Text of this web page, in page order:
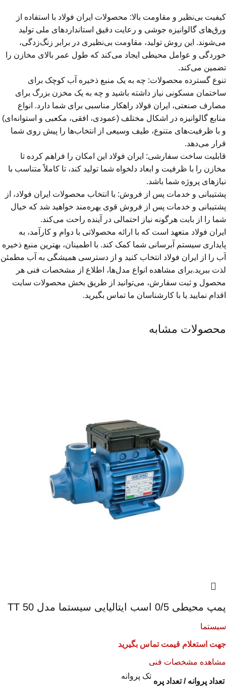
کیفیت بی‌نظیر و مقاومت بالا: محصولات ایران فولاد با استفاده از
ورق‌های گالوانیزه جوشی و رعایت دقیق استانداردهای ملی تولید
می‌شوند. این روش تولید، مقاومت بی‌نظیری در برابر زنگ‌زدگی،
خوردگی و عوامل محیطی ایجاد می‌کند که طول عمر بالای مخازن را
تضمین می‌کند.
تنوع گسترده محصولات: چه به یک منبع ذخیره آب کوچک برای
ساختمان مسکونی نیاز داشته باشید و چه به یک مخزن بزرگ برای
مصارف صنعتی، ایران فولاد راهکار مناسبی برای شما دارد. انواع
منابع گالوانیزه در اشکال مختلف (عمودی، افقی، مکعبی و استوانه‌ای)
و با ظرفیت‌های متنوع، طیف وسیعی از انتخاب‌ها را پیش روی شما
قرار می‌دهد.
قابلیت ساخت سفارشی: ایران فولاد این امکان را فراهم کرده تا
مخازن را با ظرفیت و ابعاد دلخواه شما تولید کند، تا کاملاً متناسب با
نیازهای پروژه شما باشد.
پشتیبانی و خدمات پس از فروش: با انتخاب محصولات ایران فولاد، از
پشتیبانی و خدمات پس از فروش قوی بهره‌مند خواهید شد که خیال
شما را از بابت هرگونه نیاز احتمالی در آینده راحت می‌کند.
ایران فولاد متعهد است که با ارائه محصولاتی با دوام و کارآمد، به
پایداری سیستم آبرسانی شما کمک کند. با اطمینان، بهترین منبع ذخیره
آب را از ایران فولاد انتخاب کنید و از دسترسی همیشگی به آب مطمئن
لذت ببرید.برای مشاهده انواع مدل‌ها، اطلاع از مشخصات فنی هر
محصول و ثبت سفارش، می‌توانید از طریق بخش محصولات سایت
اقدام نمایید یا با کارشناسان ما تماس بگیرید.
محصولات مشابه
پمپ محیطی 0/5 اسب ایتالیایی سیستما مدل TT 50
سیستما
جهت استعلام قیمت تماس بگیرید
مشاهده مشخصات فنی
تعداد پروانه / تعداد پره
تک پروانه